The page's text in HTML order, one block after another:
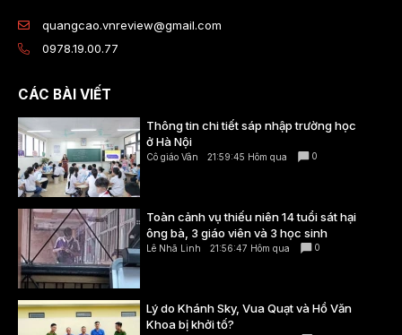
quangcao.vnreview@gmail.com
0978.19.00.77
CÁC BÀI VIẾT
Thông tin chi tiết sáp nhập trường học
ở Hà Nội
Cô giáo Vân 21:59:45 Hôm qua 0
Toàn cảnh vụ thiếu niên 14 tuổi sát hại
ông bà, 3 giáo viên và 3 học sinh
Lê Nhã Linh 21:56:47 Hôm qua 0
Lý do Khánh Sky, Vua Quạt và Hồ Văn
Khoa bị khởi tố?